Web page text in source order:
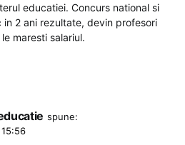
educatiei. Concurs national si
2 ani rezultate, devin profesori
maresti salariul.
spune: